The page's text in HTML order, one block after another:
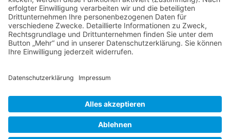
Diese E-Mail-Adresse ist vor Spambots geschützt! Zur Anzeige
muss JavaScript eingeschaltet sein!
Telefon Service-Team
Tel: 0261-1349 5200
Tel: 0172-546 19 20
Datenschutzerklärung
Der Gesundheitsverband für Tiertherapeuten